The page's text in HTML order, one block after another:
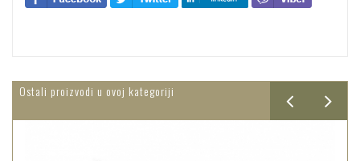
Ostali proizvodi u ovoj kategoriji